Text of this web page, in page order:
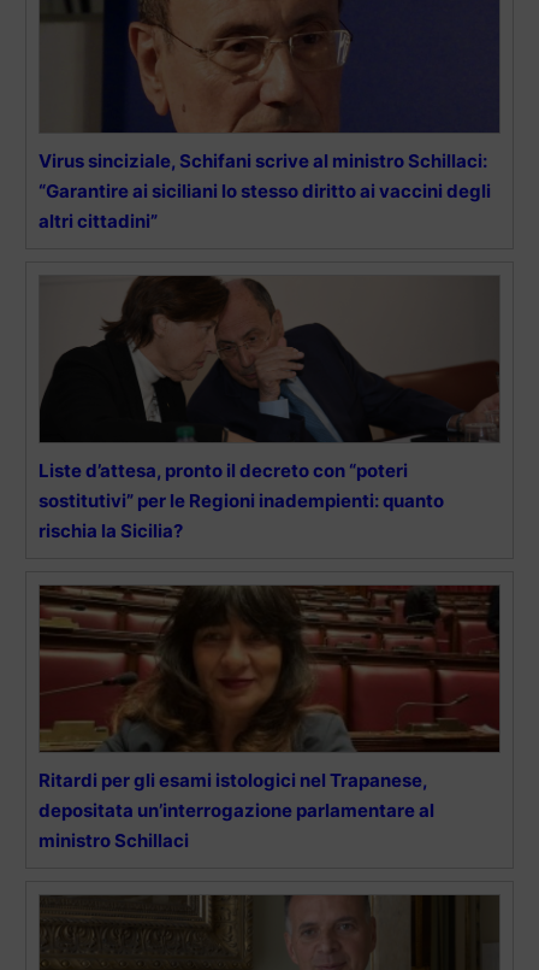
Virus sinciziale, Schifani scrive al ministro Schillaci:
“Garantire ai siciliani lo stesso diritto ai vaccini degli
altri cittadini”
Liste d’attesa, pronto il decreto con “poteri
sostitutivi” per le Regioni inadempienti: quanto
rischia la Sicilia?
Ritardi per gli esami istologici nel Trapanese,
depositata un’interrogazione parlamentare al
ministro Schillaci